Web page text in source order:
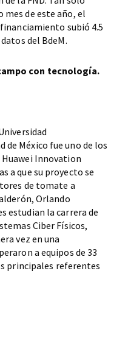
mes de este año, el
subió 4.5
del BdeM.
con tecnología.
de México fue uno de los
Innovation
a que su proyecto se
de tomate a
Orlando
estudian la carrera de
Ciber Físicos,
vez en una
a equipos de 33
principales referentes